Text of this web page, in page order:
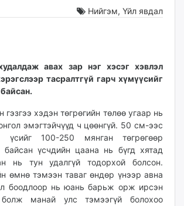
Нийгэм, Үйл явдал
авах зар нэг хэсэг хэвлэл
тасралтгүй гарч хүмүүсийг
гэзгээ хэдэн төгрөгийн төлөө угаар нь
эмэгтэйчүүд ч цөөнгүй. 50 см-ээс
үсийг 100-250 мянган төгрөгөөр
байсан үсчдийн цаана нь бүгд хятад
нь тун удалгүй тодорхой болсон.
өмнө тэмээн таваг өндөр үнээр авна
боодлоор нь юань барьж орж ирсэн
болж манай улс тэмээгүй болохоо